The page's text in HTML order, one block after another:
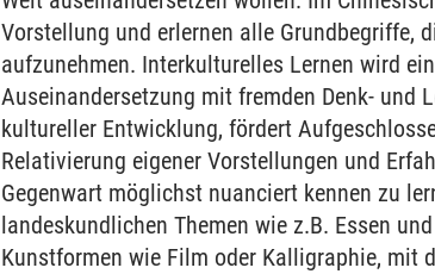
Vorstellung und erlernen alle Grundbegriffe,
aufzunehmen. Interkulturelles Lernen wird
Auseinandersetzung mit fremden Denk-
kultureller Entwicklung, fördert
Relativierung eigener Vorstellungen und
Gegenwart möglichst nuanciert kennen zu
landeskundlichen Themen wie z.B. Essen
Kunstformen wie Film oder Kalligraphie, mit